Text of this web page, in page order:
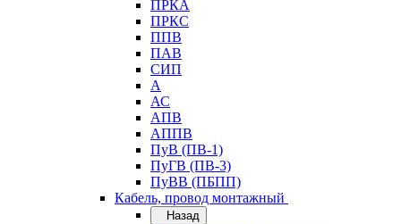
ПРКА
ПРКС
ППВ
ПАВ
СИП
А
АС
АПВ
АППВ
ПуВ (ПВ-1)
ПуГВ (ПВ-3)
ПуВВ (ПБПП)
Кабель, провод монтажный
Назад